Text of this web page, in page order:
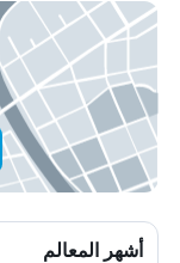
أشهر المعالم